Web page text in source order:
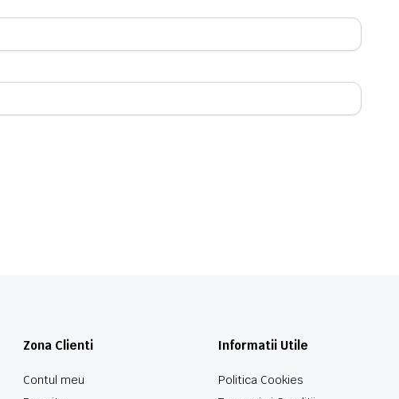
Zona Clienti
Contul meu
Informatii Utile
Politica Cookies